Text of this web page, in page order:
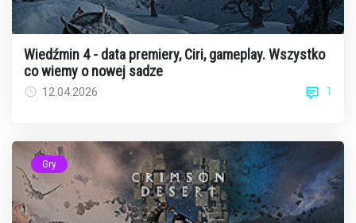
Wiedźmin 4 - data premiery, Ciri, gameplay. Wszystko
co wiemy o nowej sadze
12.04.2026 1
Gry